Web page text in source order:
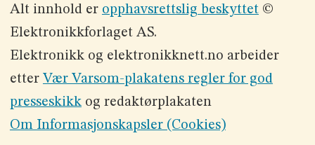
Alt innhold er opphavsrettslig beskyttet©
Elektronikkforlaget AS.
Elektronikk og elektronikknett.no arbeider
etter Vær Varsom-plakatens regler for god
presseskikkog redaktørplakaten
Om Informasjonskapsler (Cookies)